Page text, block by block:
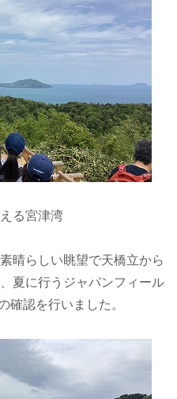
る宮津湾
晴らしい眺望で天橋立から
夏に行うジャパンフィール
確認を行いました。